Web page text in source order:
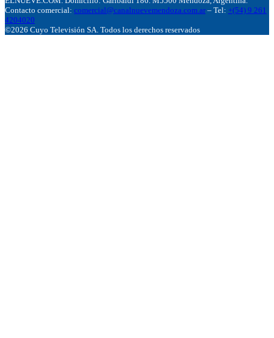
Contacto comercial: comercial@canalnuevemendoza.com.ar – Tel: +(54) 9 261
4204020
©2026 Cuyo Televisión SA. Todos los derechos reservados